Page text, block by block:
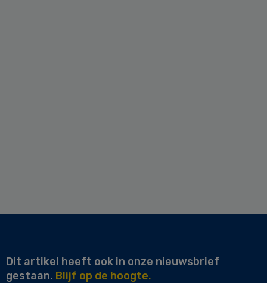
Dit artikel heeft ook in onze nieuwsbrief
gestaan. Blijf op de hoogte.